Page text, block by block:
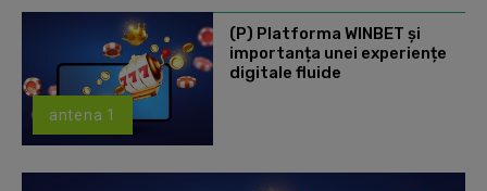
antena 1
(P) Platforma WINBET și
importanța unei experiențe
digitale fluide